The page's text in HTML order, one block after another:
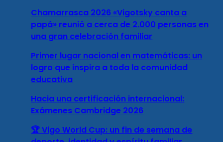
Chamarrasca 2026 «Vigotsky canta a
papá» reunió a cerca de 2.000 personas en
una gran celebración familiar
Primer lugar nacional en matemáticas: un
logro que inspira a toda la comunidad
educativa
Hacia una certificación internacional:
Exámenes Cambridge 2026
🏆 Vigo World Cup: un fin de semana de